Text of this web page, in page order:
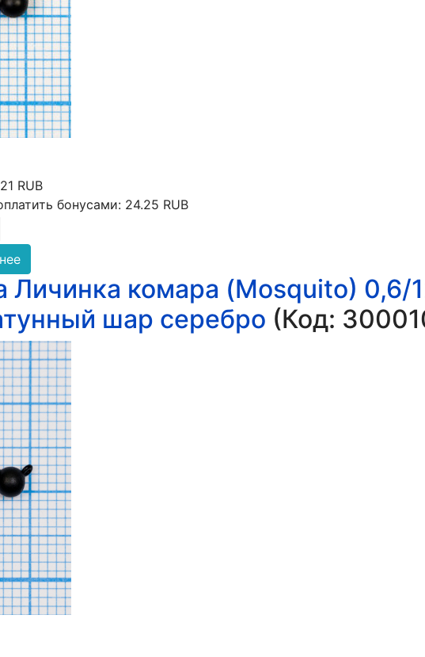
RUB
бонусами: 24.25 RUB
комара (Mosquito) 0,6/
шар серебро (Код: